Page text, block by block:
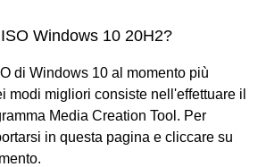
Windows 10 20H2?
di Windows 10 al momento più
modi migliori consiste nell'effettuare il
Media Creation Tool. Per
in questa pagina e cliccare su